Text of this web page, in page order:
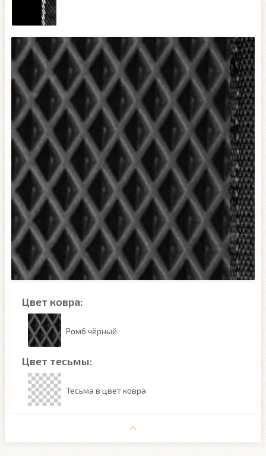
Цвет ковра:
Ромб чёрный
Цвет тесьмы:
Тесьма в цвет ковра